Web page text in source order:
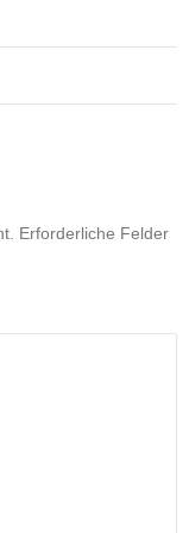
Erforderliche Felder